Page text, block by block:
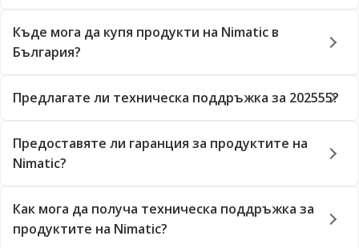
Къде мога да купя продукти на Nimatic в
България?
Предлагате ли техническа поддръжка за 202555?
Предоставяте ли гаранция за продуктите на
Nimatic?
Как мога да получа техническа поддръжка за
продуктите на Nimatic?